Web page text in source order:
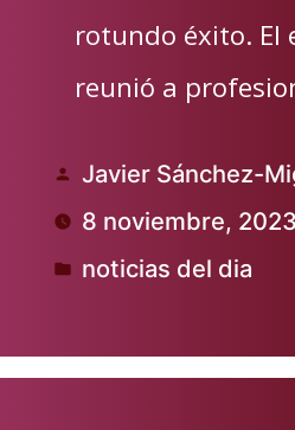
rotundo éxito. El
reunió a
Publicado
por
Javier Sánchez-
8 noviembre, 2023
Publicado
noticias del dia